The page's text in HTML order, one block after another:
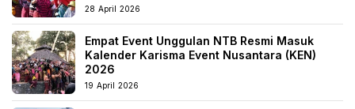
28 April 2026
Empat Event Unggulan NTB Resmi Masuk
Kalender Karisma Event Nusantara (KEN)
2026
19 April 2026